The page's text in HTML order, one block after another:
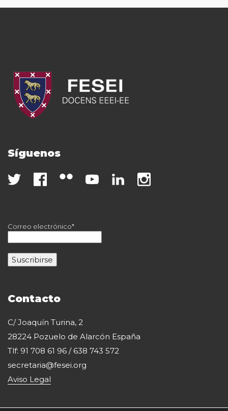
Síguenos
Correo electrónico*
Contacto
C/ Joaquín Turina, 2
28224 Pozuelo de Alarcón España
Tlf: 91 708 61 96 / 638 743 572
secretaria@fesei.org
Aviso Legal